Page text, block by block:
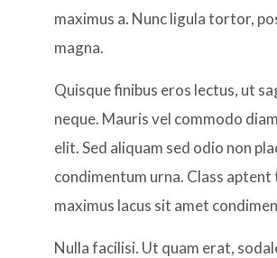
maximus a. Nunc ligula tortor,
magna.
Quisque finibus eros lectus, ut
neque. Mauris vel commodo
elit. Sed aliquam sed odio non
condimentum urna. Class
maximus lacus sit amet
Nulla facilisi. Ut quam erat,